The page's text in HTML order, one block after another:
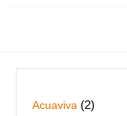
Acuaviva (2)